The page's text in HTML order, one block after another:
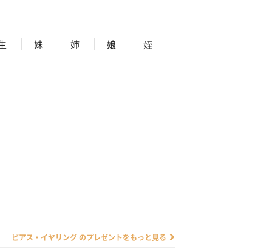
妹 姉 娘 姪
ピアス・イヤリング のプレゼントをもっと見る